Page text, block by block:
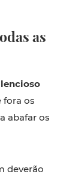
as
fora os
abafar os
deverão